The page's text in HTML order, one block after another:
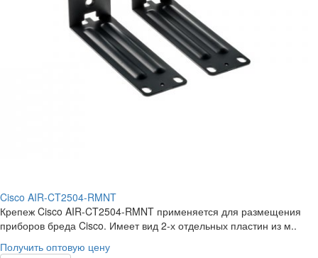
Cisco AIR-CT2504-RMNT
Крепеж Cisco AIR-CT2504-RMNT применяется для размещения
приборов бреда Cisco. Имеет вид 2-х отдельных пластин из м..
Получить оптовую цену